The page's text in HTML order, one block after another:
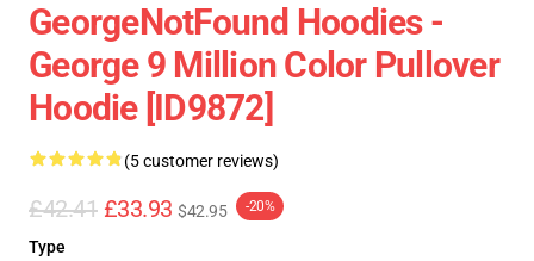
GeorgeNotFound Hoodies -
George 9 Million Color Pullover
Hoodie [ID9872]
(5 customer reviews)
£42.41 £33.93 $42.95 -20%
Type